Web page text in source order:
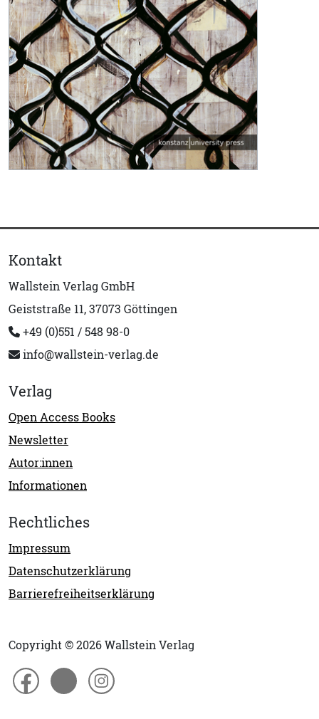
Kontakt
Wallstein Verlag GmbH
Geiststraße 11, 37073 Göttingen
+49 (0)551 / 548 98-0
info@wallstein-verlag.de
Verlag
Open Access Books
Newsletter
Autor:innen
Informationen
Rechtliches
Impressum
Datenschutzerklärung
Barrierefreiheitserklärung
Copyright © 2026 Wallstein Verlag